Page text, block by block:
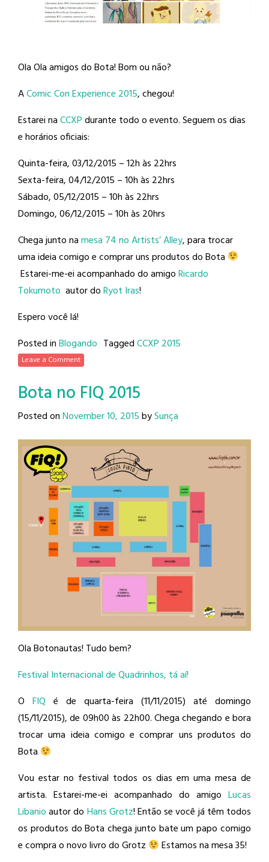
Ola Ola amigos do Bota! Bom ou não?
AComic Con Experience 2015, chegou!
Estarei naCCXPdurante todo o evento. Seguem os dias
e horários oficiais:
Quinta-feira, 03/12/2015 – 12h às 22hrs
Sexta-feira, 04/12/2015 – 10h às 22hrs
Sábado, 05/12/2015 – 10h às 22hrs
Domingo, 06/12/2015 – 10h às 20hrs
Chega junto namesa 74 no Artists’ Alley, para trocar
uma ideia comigo e comprar uns produtos do Bota
Estarei-me-ei acompanhado do amigoRicardo
Tokumoto autor doRyot Iras!
Espero você lá!
Posted inBlogando TaggedCCXP 2015
Leave a Comment
Bota no FIQ 2015
Posted onNovember 10, 2015bySunça
Ola Botonautas! Tudo bem?
Festival Internacional de Quadrinhos, tá aí!
O FIQ é de quarta-feira (11/11/2015) até domingo
(15/11/2015), de 09h00 às 22h00. Chega chegando e bora
trocar uma ideia comigo e comprar uns produtos do
Bota
Vou estar no festival todos os dias em uma mesa de
artista. Estarei-me-ei acompanhado do amigo Lucas
Libanio​ autor do Hans Grotz​! Então se você já têm todos
os produtos do Bota chega junto bate um papo comigo
e compra o novo livro do Grotz
Estamos na mesa 35!